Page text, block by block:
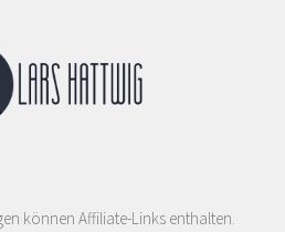
können Affiliate-Links enthalten.